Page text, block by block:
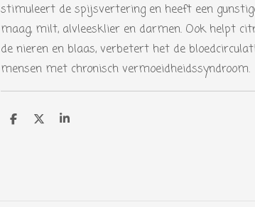
stimuleert de spijsvertering en heeft een
maag, milt, alvleesklier en darmen. Ook helpt
de nieren en blaas, verbetert het de
mensen met chronisch vermoeidheidssyndroom.
D D S